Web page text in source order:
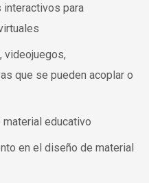
interactivos para
videojuegos,
que se pueden acoplar o
educativo
en el diseño de material